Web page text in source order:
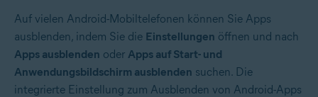
Auf vielen Android-Mobiltelefonen können Sie Apps
ausblenden, indem Sie die Einstellungen öffnen und nach
Apps ausblenden oder Apps auf Start- und
Anwendungsbildschirm ausblenden suchen. Die
integrierte Einstellung zum Ausblenden von Android-Apps